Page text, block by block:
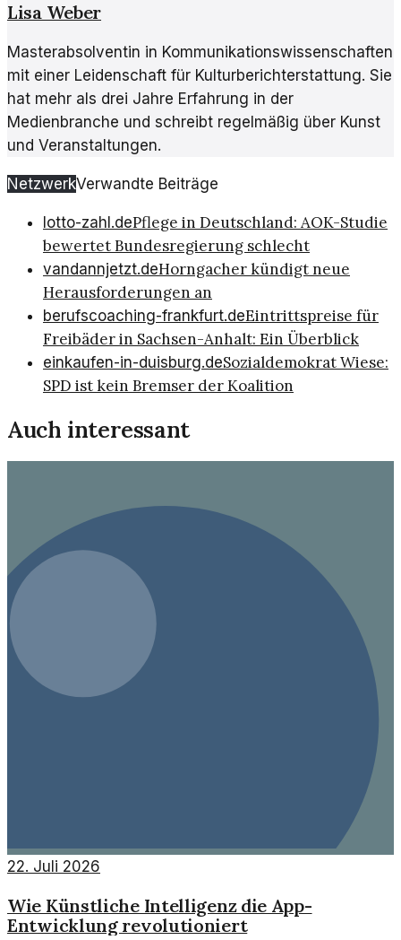
Lisa Weber
Masterabsolventin in Kommunikationswissenschaften
mit einer Leidenschaft für Kulturberichterstattung. Sie
hat mehr als drei Jahre Erfahrung in der
Medienbranche und schreibt regelmäßig über Kunst
und Veranstaltungen.
NetzwerkVerwandte Beiträge
lotto-zahl.dePflege in Deutschland: AOK-Studie
bewertet Bundesregierung schlecht
vandannjetzt.deHorngacher kündigt neue
Herausforderungen an
berufscoaching-frankfurt.deEintrittspreise für
Freibäder in Sachsen-Anhalt: Ein Überblick
einkaufen-in-duisburg.deSozialdemokrat Wiese:
SPD ist kein Bremser der Koalition
Auch interessant
22. Juli 2026
Wie Künstliche Intelligenz die App-
Entwicklung revolutioniert